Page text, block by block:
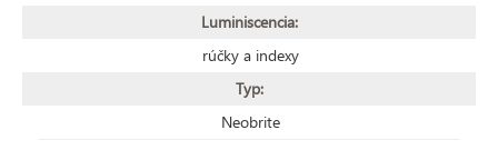
Luminiscencia:
rúčky a indexy
Typ:
Neobrite